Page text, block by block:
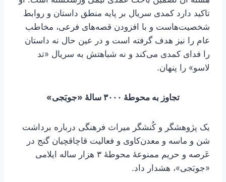
تاکید دارد کمدی سریال بر پایه منطق داستان و روابط
شخصیت‌هاست و با افزودن قصه‌های فرعی، مخاطب
عام را نیز هدف گرفته است و در عین حال نه داستان
را فدای کمدی می‌کند و نه شباهتش به سریال «تد
لاسو» را پنهان.
تجاوز به محوطۀ ۳۰۰۰ سالۀ «جوبَجی»
یک پژوهشگر و کُنشگر میراث فرهنگی درباره برداشت
شن و ماسه و معدن‌کاوی و فعالیت قاچاقچیان گنج در
عَرصه و حریم ممنوعۀ محوطۀ ۳ هزار ساله ایلامی
«جوبَجی»، هشدار داد.